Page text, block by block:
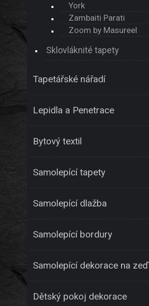
York
Zambaiti Parati
Zoom by Masureel
Sklovláknité tapety
Tapetářské nářadí
Lepidla a Penetrace
Bytový textil
Samolepící tapety
Samolepící dlažba
Samolepící bordury
Samolepící dekorace na zeď
Dětský pokoj dekorace